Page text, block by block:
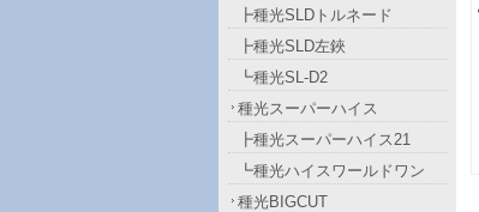
┣種光SLDトルネード
┣種光SLD左鋏
┗種光SL-D2
種光スーパーハイス
┣種光スーパーハイス21
┗種光ハイスワールドワン
種光BIGCUT